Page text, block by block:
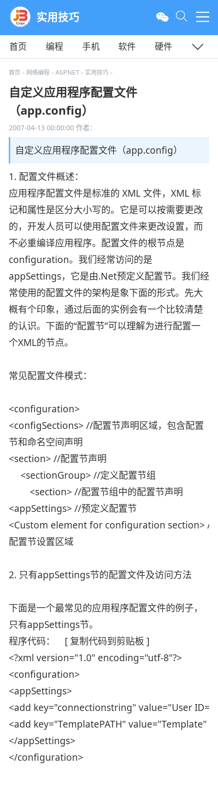
实用技巧
首页 编程 手机 软件
硬件
教程
平面 服务器
首页 > 网络编程 > ASP.NET > 实用技巧 >
自定义应用程序配置文件
（app.config）
2007-04-13 00:00:00作者：
自定义应用程序配置文件（app.config）
1. 配置文件概述：
应用程序配置文件是标准的 XML 文件，XML 标
记和属性是区分大小写的。它是可以按需要更改
的，开发人员可以使用配置文件来更改设置，而
不必重编译应用程序。配置文件的根节点是
configuration。我们经常访问的是
appSettings，它是由.Net预定义配置节。我们经
常使用的配置文件的架构是象下面的形式。先大
概有个印象，通过后面的实例会有一个比较清楚
的认识。下面的“配置节”可以理解为进行配置一
个XML的节点。
常见配置文件模式：
<configuration>
<configSections> //配置节声明区域，包含配置
节和命名空间声明
<section> //配置节声明
<sectionGroup> //定义配置节组
<section> //配置节组中的配置节声明
<appSettings> //预定义配置节
<Custom element for configuration section> //
配置节设置区域
2. 只有appSettings节的配置文件及访问方法
下面是一个最常见的应用程序配置文件的例子，
只有appSettings节。
程序代码： [ 复制代码到剪贴板 ]
<?xml version="1.0" encoding="utf-8"?>
<configuration>
<appSettings>
<add key="connectionstring" value="User
<add key="TemplatePATH" value="Template" />
</appSettings>
</configuration>